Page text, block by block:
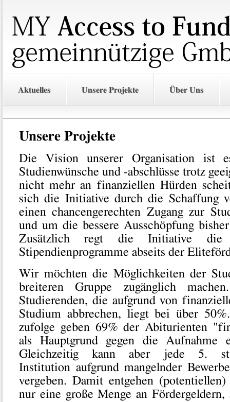
Aktuelles Unsere Projekte Über Uns
Unsere Projekte
Die Vision unserer Organisation ist
Studienwünsche und -abschlüsse trotz
nicht mehr an finanziellen Hürden
sich die Initiative durch die Schaffung
einen chancengerechten Zugang zur
und um die bessere Ausschöpfung
Zusätzlich regt die Initiative die
Stipendienprogramme abseits der
Wir möchten die Möglichkeiten der
breiteren Gruppe zugänglich
Studierenden, die aufgrund von
Studium abbrechen, liegt bei über
zufolge geben 69% der Abiturienten
als Hauptgrund gegen die Aufnahme
Gleichzeitig kann aber jede 5.
Institution aufgrund mangelnder
vergeben. Damit entgehen
nur eine große Menge an Fördergeldern,